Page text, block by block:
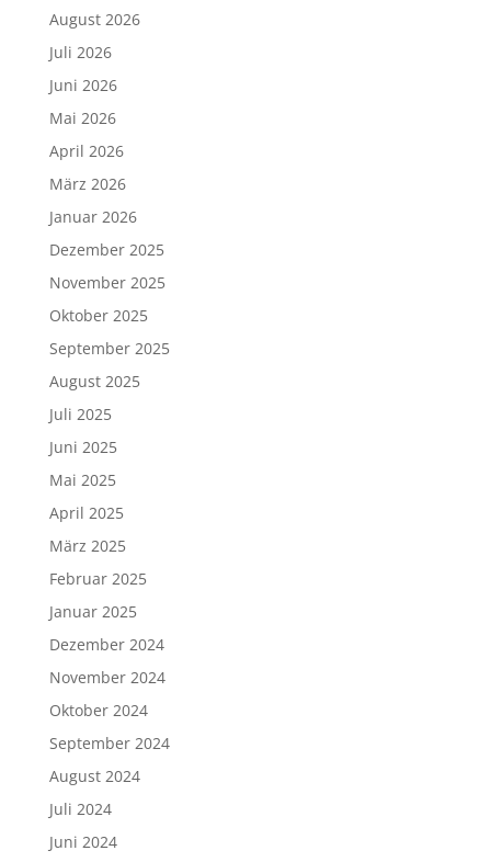
August 2026
Juli 2026
Juni 2026
Mai 2026
April 2026
März 2026
Januar 2026
Dezember 2025
November 2025
Oktober 2025
September 2025
August 2025
Juli 2025
Juni 2025
Mai 2025
April 2025
März 2025
Februar 2025
Januar 2025
Dezember 2024
November 2024
Oktober 2024
September 2024
August 2024
Juli 2024
Juni 2024